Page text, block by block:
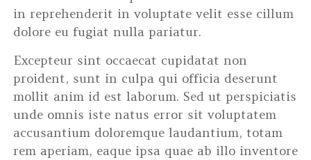
in reprehenderit in voluptate velit esse cillum
dolore eu fugiat nulla pariatur.
Excepteur sint occaecat cupidatat non
proident, sunt in culpa qui officia deserunt
mollit anim id est laborum. Sed ut perspiciatis
unde omnis iste natus error sit voluptatem
accusantium doloremque laudantium, totam
rem aperiam, eaque ipsa quae ab illo inventore